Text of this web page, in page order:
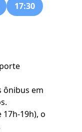
17:30
ônibus em
19h), o